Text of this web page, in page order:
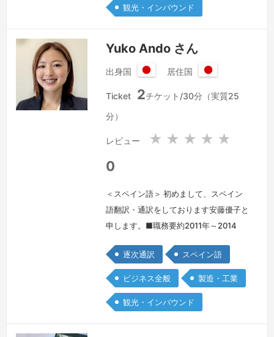
る »
観光・インバウンド
Yuko Ando さん
出身国
本
居住国
本
Ticket 2チケット/30分（実質25
分）
レビュー ★ ★ ★ ★ ★
0
＜スペイン語＞ 初めまして、スペイン
語翻訳・通訳をしております安藤優子と
申します。■職務要約2011年～2014
にてパッケージ旅行「ルックJTB」の内
勤営業を担当しました。その後、8か月
間のオーストラリアへの英語留学を経
て、2016年～2019年、メキシコ・モン
逐次通訳 スペイン語
ビジネス全般 製造・工業
観光・インバウンド